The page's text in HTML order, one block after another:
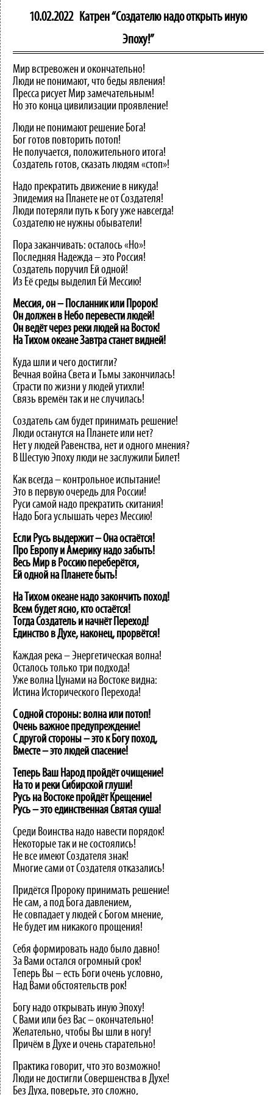
10.02.2022 Катрен “Создателю надо открыть иную
Эпоху!”
Мир встревожен и окончательно!
Люди не понимают, что беды явления!
Пресса рисует Мир замечательным!
Но это конца цивилизации проявление!
Люди не понимают решение Бога!
Бог готов повторить потоп!
Не получается, положительного итога!
Создатель готов, сказать людям «стоп»!
Надо прекратить движение в никуда!
Эпидемия на Планете не от Создателя!
Люди потеряли путь к Богу уже навсегда!
Создателю не нужны обыватели!
Пора заканчивать: осталось «Но»!
Последняя Надежда – это Россия!
Создатель поручил Ей одной!
Из Её среды выделил Ей Мессию!
Мессия, он – Посланник или Пророк!
Он должен в Небо перевести людей!
Он ведёт через реки людей на Восток!
На Тихом океане Завтра станет видней!
Куда шли и чего достигли?
Вечная война Света и Тьмы закончилась!
Страсти по жизни у людей утихли!
Связь времён так и не случилась!
Создатель сам будет принимать решение!
Люди останутся на Планете или нет?
Нет у людей Равенства, нет и одного мнения?
В Шестую Эпоху люди не заслужили Билет!
Как всегда – контрольное испытание!
Это в первую очередь для России!
Руси самой надо прекратить скитания!
Надо Бога услышать через Мессию!
Если Русь выдержит – Она остаётся!
Про Европу и Америку надо забыть!
Весь Мир в Россию переберётся,
Ей одной на Планете быть!
На Тихом океане надо закончить поход!
Всем будет ясно, кто остаётся!
Тогда Создатель и начнёт Переход!
Единство в Духе, наконец, прорвётся!
Каждая река – Энергетическая волна!
Осталось только три подхода!
Уже волна Цунами на Востоке видна:
Истина Исторического Перехода!
С одной стороны: волна или потоп!
Очень важное предупреждение!
С другой стороны – это к Богу поход,
Вместе – это людей спасение!
Теперь Ваш Народ пройдёт очищение!
На то и реки Сибирской глуши!
Русь на Востоке пройдёт Крещение!
Русь – это единственная Святая суша!
Среди Воинства надо навести порядок!
Некоторые так и не состоялись!
Не все имеют Создателя знак!
Многие сами от Создателя отказались!
Придётся Пророку принимать решение!
Не сам, а под Бога давлением,
Не совпадает у людей с Богом мнение,
Не будет им никакого прощения!
Себя формировать надо было давно!
За Вами остался огромный срок!
Теперь Вы – есть Боги очень условно,
Над Вами обстоятельств рок!
Богу надо открывать иную Эпоху!
С Вами или без Вас – окончательно!
Желательно, чтобы Вы шли в ногу!
Причём в Духе и очень старательно!
Практика говорит, что это возможно!
Люди не достигли Совершенства в Духе!
Без Духа, поверьте, это сложно,